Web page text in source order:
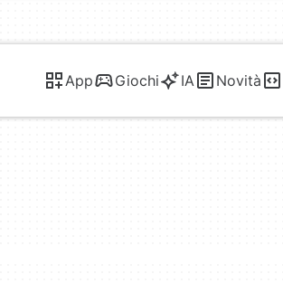
App Giochi IA Novità